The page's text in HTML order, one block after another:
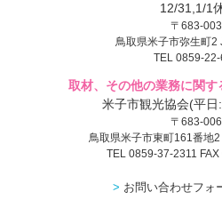
12/31,1/1
〒683-
鳥取県米子市弥生町2
TEL 0859-
取材、その他の業務に関
米子市観光協会(平
〒683-
鳥取県米子市東町161番地
TEL 0859-37-2311
お問い合わせフォ